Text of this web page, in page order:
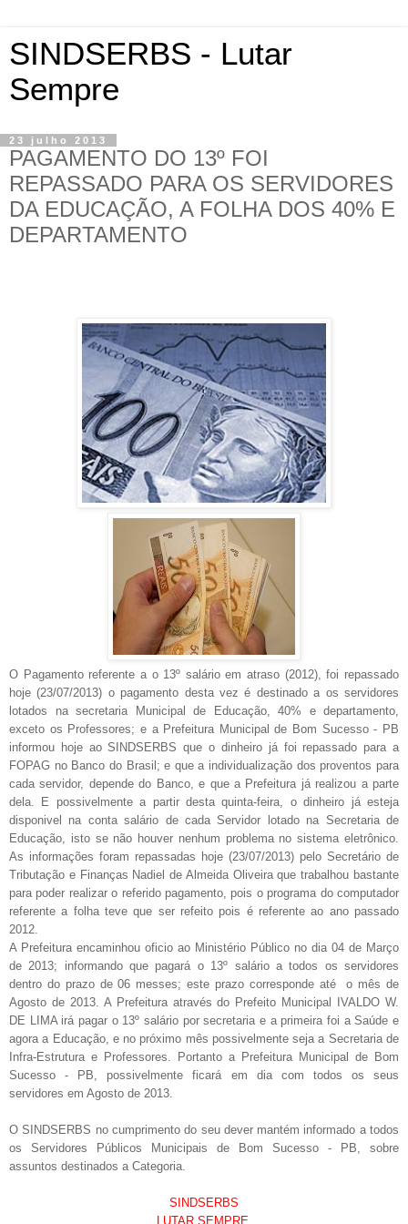
SINDSERBS - Lutar
Sempre
23 julho 2013
PAGAMENTO DO 13º FOI
REPASSADO PARA OS SERVIDORES
DA EDUCAÇÃO, A FOLHA DOS 40% E
DEPARTAMENTO
O Pagamento referente a o 13º salário em atraso (2012), foi repassado
hoje (23/07/2013) o pagamento desta vez é destinado a os servidores
lotados na secretaria Municipal de Educação, 40% e departamento,
exceto os Professores; e a Prefeitura Municipal de Bom Sucesso - PB
informou hoje ao SINDSERBS que o dinheiro já foi repassado para a
FOPAG no Banco do Brasil; e que a individualização dos proventos para
cada servidor, depende do Banco, e que a Prefeitura já realizou a parte
dela. E possivelmente a partir destaquinta-feira, o dinheiro já esteja
disponivel na conta salário de cada Servidor lotado na Secretaria de
Educação, isto se não houver nenhum problema no sistema eletrônico.
As informações foram repassadas hoje (23/07/2013) pelo Secretário de
Tributação e Finanças Nadiel de Almeida Oliveira que trabalhou bastante
para poder realizar o referido pagamento, pois o programa do computador
referente a folha teve que ser refeito pois é referente ao ano passado
2012.
A Prefeitura encaminhou oficio ao Ministério Público no dia 04 de Março
de 2013; informando que pagará o 13º salário a todos os servidores
dentro do prazo de 06 messes; este prazo corresponde até o mês de
Agosto de 2013. A Prefeitura através do Prefeito Municipal IVALDO W.
DE LIMA irá pagar o 13º salário por secretaria e a primeira foi a Saúde e
agora a Educação, e no próximo mês possivelmente seja a Secretaria de
Infra-Estrutura e Professores. Portanto a Prefeitura Municipal de Bom
Sucesso - PB, possivelmente ficará em dia com todos os seus
servidores em Agosto de 2013.
O SINDSERBS no cumprimento do seu dever mantém informado a todos
os Servidores Públicos Municipais de Bom Sucesso - PB, sobre
assuntos destinados a Categoria.
SINDSERBS
LUTAR SEMPRE.